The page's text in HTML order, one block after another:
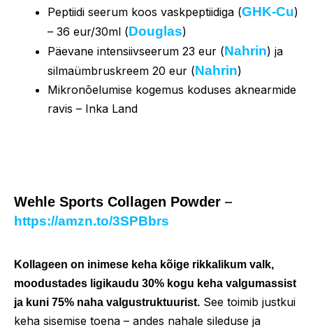
Peptiidi seerum koos vaskpeptiidiga (GHK-Cu)
– 36 eur/30ml (Douglas)
Päevane intensiivseerum 23 eur (Nahrin) ja
silmaümbruskreem 20 eur (Nahrin)
Mikronõelumise kogemus koduses aknearmide
ravis – Inka Land
Wehle Sports Collagen Powder –
https://amzn.to/3SPBbrs
Kollageen on inimese keha kõige rikkalikum valk,
moodustades ligikaudu 30% kogu keha valgumassist
ja kuni 75% naha valgustruktuurist. See toimib justkui
keha sisemise toena – andes nahale sileduse ja